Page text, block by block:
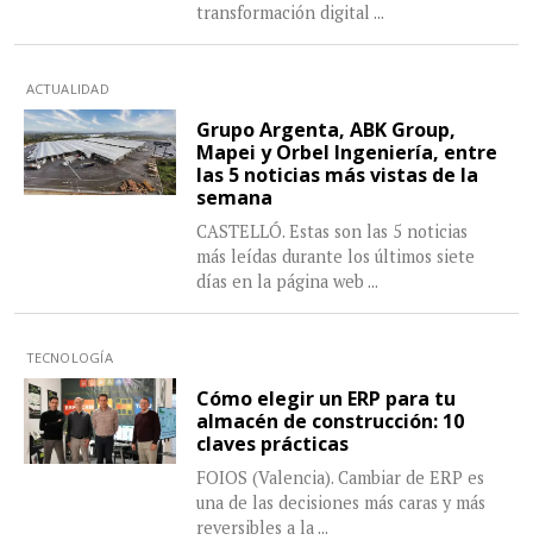
transformación digital ...
ACTUALIDAD
Grupo Argenta, ABK Group,
Mapei y Orbel Ingeniería, entre
las 5 noticias más vistas de la
semana
CASTELLÓ. Estas son las 5 noticias
más leídas durante los últimos siete
días en la página web ...
TECNOLOGÍA
Cómo elegir un ERP para tu
almacén de construcción: 10
claves prácticas
FOIOS (Valencia). Cambiar de ERP es
una de las decisiones más caras y más
reversibles a la ...